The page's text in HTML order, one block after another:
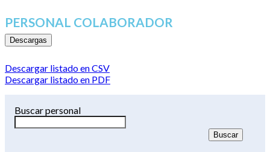
PERSONAL COLABORADOR
Descargas
Descargar listado en CSV
Descargar listado en PDF
Buscar personal